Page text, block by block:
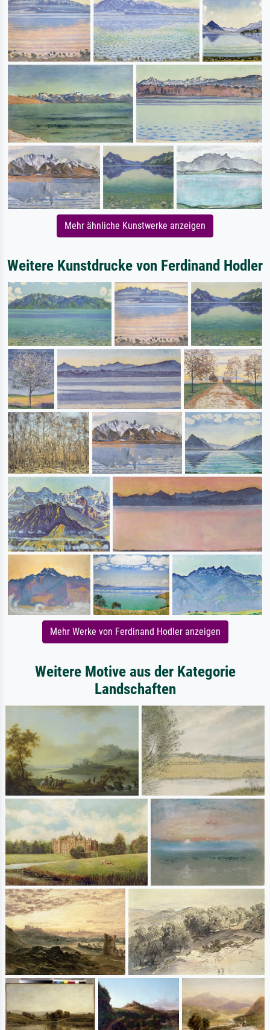
Mehr ähnliche Kunstwerke anzeigen
Weitere Kunstdrucke von Ferdinand Hodler
Mehr Werke von Ferdinand Hodler anzeigen
Weitere Motive aus der Kategorie
Landschaften